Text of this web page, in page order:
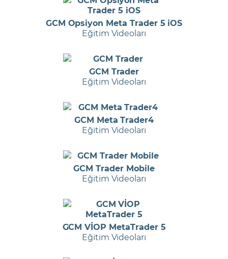
GCM Opsiyon Meta Trader 5 iOS
Eğitim Videoları
GCM Trader
Eğitim Videoları
GCM Meta Trader4
Eğitim Videoları
GCM Trader Mobile
Eğitim Videoları
GCM VİOP MetaTrader 5
Eğitim Videoları